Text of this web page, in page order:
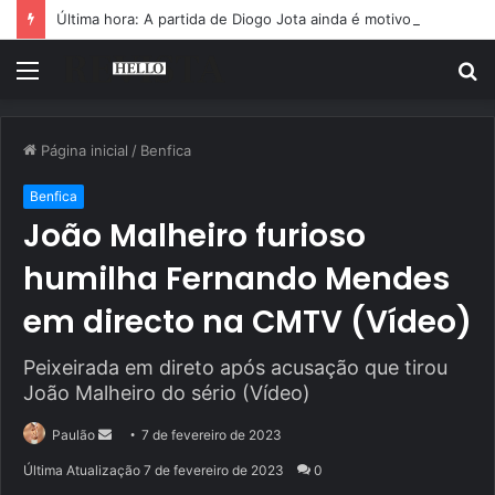
Menu
Página inicial / Benfica
Benfica
João Malheiro furioso
humilha Fernando Mendes
em directo na CMTV (Vídeo)
Peixeirada em direto após acusação que tirou
João Malheiro do sério (Vídeo)
Paulão
Mande7 de fevereiro de 2023
Última Atualização 7 de fevereiro de 2023 0